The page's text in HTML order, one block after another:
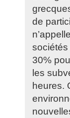
de
30%
les
heures.